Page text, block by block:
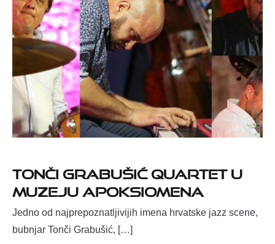
Tonči Grabušić Quartet u
Muzeju Apoksiomena
Jedno od najprepoznatljivijih imena hrvatske jazz scene,
bubnjar Tonči Grabušić, […]